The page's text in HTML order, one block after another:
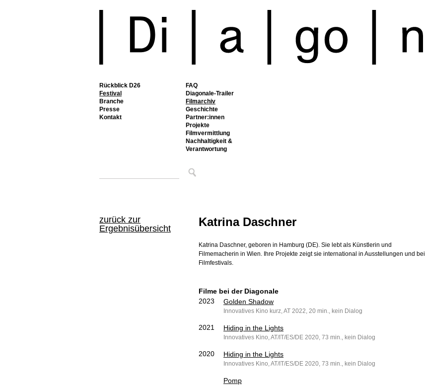
Rückblick D26
Festival
FAQ
Diagonale-Trailer
Filmarchiv
Geschichte
Partner:innen
Projekte
Filmvermittlung
Nachhaltigkeit &
Verantwortung
Branche
Presse
Kontakt
zurück zur
Ergebnisübersicht
Katrina Daschner
Katrina Daschner, geboren in Hamburg (DE). Sie lebt als Künstlerin und
Filmemacherin in Wien. Ihre Projekte zeigt sie international in Ausstellungen und bei
Filmfestivals.
Filme bei der Diagonale
2023
Golden Shadow
Innovatives Kino kurz, AT 2022, 20 min., kein Dialog
2021 Hiding in the Lights
Innovatives Kino, AT/IT/ES/DE 2020, 73 min., kein Dialog
2020 Hiding in the Lights
Innovatives Kino, AT/IT/ES/DE 2020, 73 min., kein Dialog
Pomp